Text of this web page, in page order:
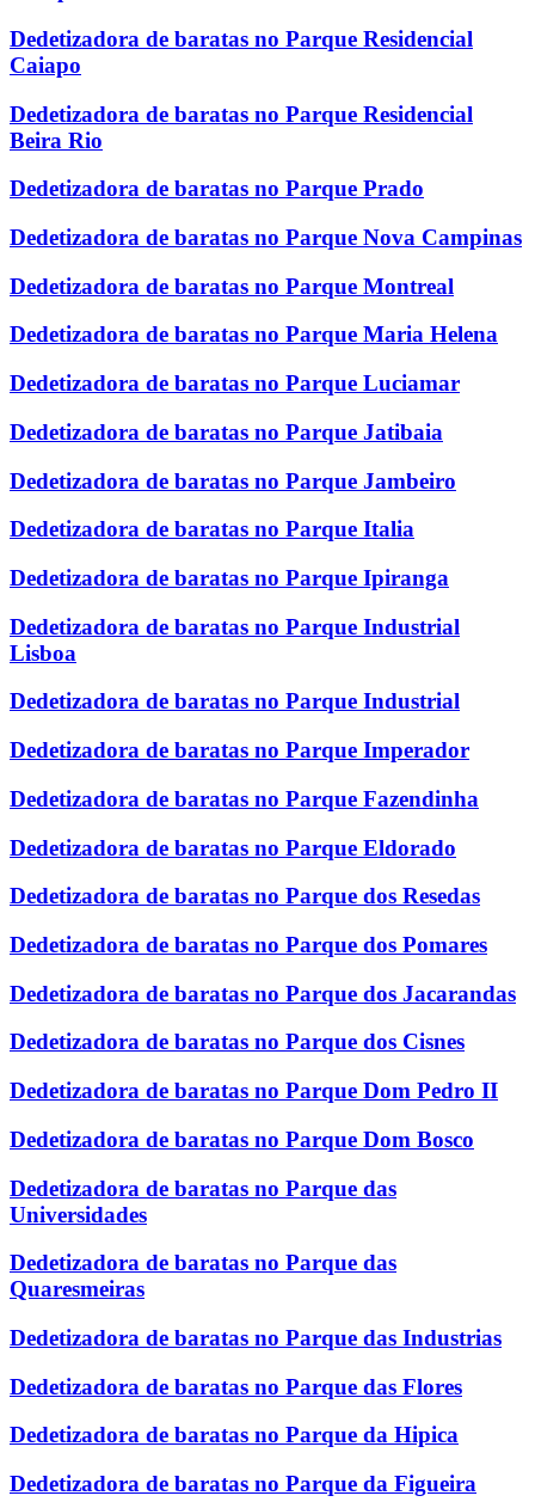
Dedetizadora de baratas no Parque Residencial
Caiapo
Dedetizadora de baratas no Parque Residencial
Beira Rio
Dedetizadora de baratas no Parque Prado
Dedetizadora de baratas no Parque Nova Campinas
Dedetizadora de baratas no Parque Montreal
Dedetizadora de baratas no Parque Maria Helena
Dedetizadora de baratas no Parque Luciamar
Dedetizadora de baratas no Parque Jatibaia
Dedetizadora de baratas no Parque Jambeiro
Dedetizadora de baratas no Parque Italia
Dedetizadora de baratas no Parque Ipiranga
Dedetizadora de baratas no Parque Industrial
Lisboa
Dedetizadora de baratas no Parque Industrial
Dedetizadora de baratas no Parque Imperador
Dedetizadora de baratas no Parque Fazendinha
Dedetizadora de baratas no Parque Eldorado
Dedetizadora de baratas no Parque dos Resedas
Dedetizadora de baratas no Parque dos Pomares
Dedetizadora de baratas no Parque dos Jacarandas
Dedetizadora de baratas no Parque dos Cisnes
Dedetizadora de baratas no Parque Dom Pedro II
Dedetizadora de baratas no Parque Dom Bosco
Dedetizadora de baratas no Parque das
Universidades
Dedetizadora de baratas no Parque das
Quaresmeiras
Dedetizadora de baratas no Parque das Industrias
Dedetizadora de baratas no Parque das Flores
Dedetizadora de baratas no Parque da Hipica
Dedetizadora de baratas no Parque da Figueira